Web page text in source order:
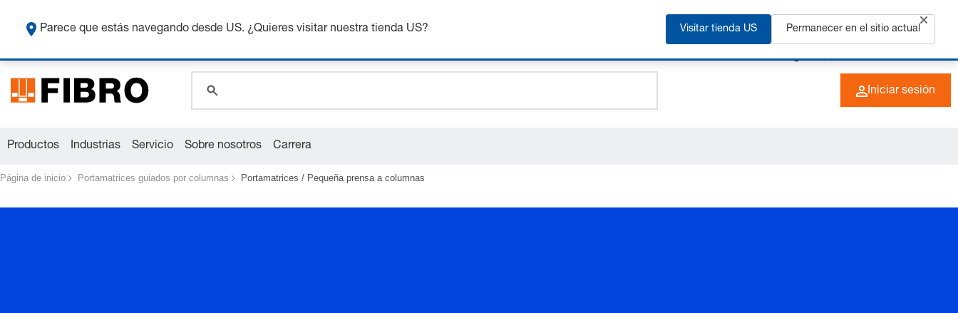
+49 (0) 6266 73-0 ES
global.search.placeholder.sku
Iniciar sesión
Productos Industrias Servicio Sobre nosotros Carrera
Página de inicio Portamatrices guiados por columnas Portamatrices / Pequeña prensa a columnas
Parece que estás navegando desde US. ¿Quieres visitar nuestra tienda US? Visitar tienda US Permanecer en el sitio actual